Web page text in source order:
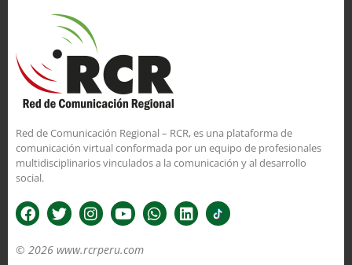
Red de Comunicación Regional – RCR, es una plataforma de
comunicación virtual conformada por un equipo de profesionales
multidisciplinarios vinculados a la comunicación y al desarrollo
social.
© 2026 www.rcrperu.com